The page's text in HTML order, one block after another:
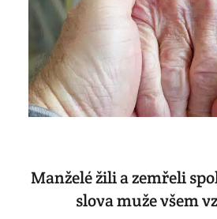
Manželé žili a zemřeli
slova muže všem